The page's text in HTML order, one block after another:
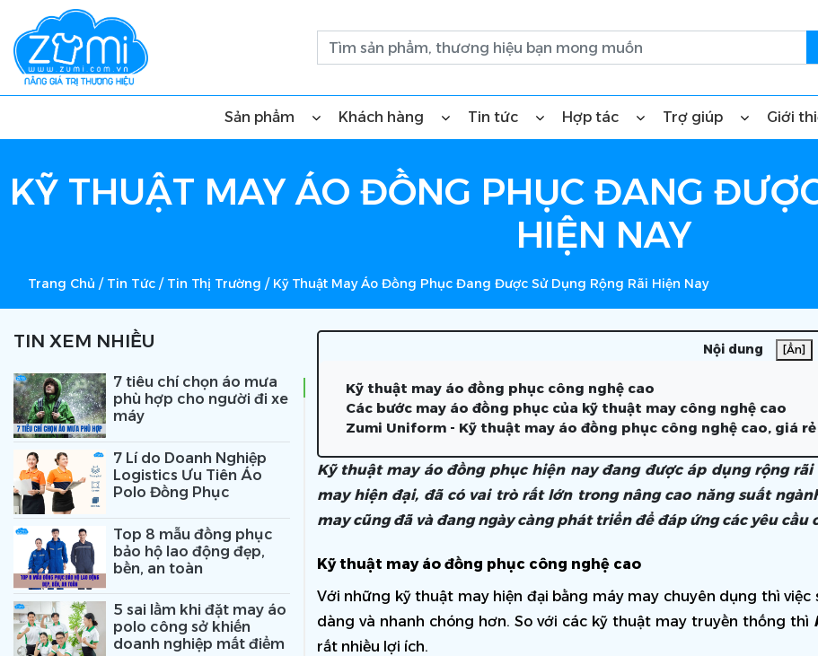
Sản phẩm Khách hàng Tin tức Hợp tác Trợ giúp Giới
KỸ THUẬT MAY ÁO ĐỒNG PHỤC ĐANG
HIỆN NAY
Trang Chủ / Tin Tức / Tin Thị Trường / Kỹ Thuật May Áo Đồng Phục Đang Được Sử Dụng Rộng Rãi Hiện Nay
TIN XEM NHIỀU
7 tiêu chí chọn áo mưa
phù hợp cho người đi xe
máy
7 Lí do Doanh Nghiệp
Logistics Ưu Tiên Áo
Polo Đồng Phục
Top 8 mẫu đồng phục
bảo hộ lao động đẹp,
bền, an toàn
5 sai lầm khi đặt may áo
polo công sở khiến
doanh nghiệp mất điểm
Nội dung [Ẩn]
Kỹ thuật may áo đồng phục công nghệ cao
Các bước may áo đồng phục của kỹ thuật may công nghệ cao
Zumi Uniform - Kỹ thuật may áo đồng phục công nghệ cao, giá rẻ
Kỹ thuật may áo đồng phục hiện nay đang được áp dụng rộng
may hiện đại, đã có vai trò rất lớn trong nâng cao năng suất
may cũng đã và đang ngày càng phát triển để đáp ứng các yêu cầu
Kỹ thuật may áo đồng phục công nghệ cao
Với những kỹ thuật may hiện đại bằng máy may chuyên dụng thì
dàng và nhanh chóng hơn. So với các kỹ thuật may truyền thống thì
rất nhiều lợi ích.